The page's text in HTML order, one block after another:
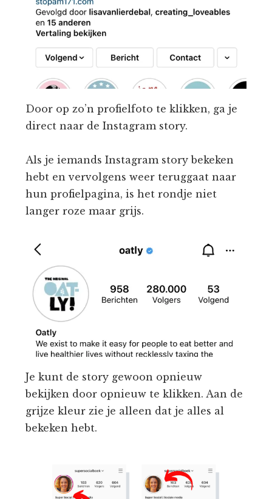
Door op zo’n profielfoto te klikken, ga je
direct naar de Instagram story.
Als je iemands Instagram story bekeken
hebt en vervolgens weer teruggaat naar
hun profielpagina, is het rondje niet
langer roze maar grijs.
Je kunt de story gewoon opnieuw
bekijken door opnieuw te klikken. Aan de
grijze kleur zie je alleen dat je alles al
bekeken hebt.